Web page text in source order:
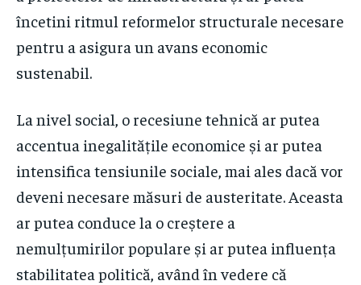
încetini ritmul reformelor structurale necesare
pentru a asigura un avans economic
sustenabil.
La nivel social, o recesiune tehnică ar putea
accentua inegalitățile economice și ar putea
intensifica tensiunile sociale, mai ales dacă vor
deveni necesare măsuri de austeritate. Aceasta
ar putea conduce la o creștere a
nemulțumirilor populare și ar putea influența
stabilitatea politică, având în vedere că